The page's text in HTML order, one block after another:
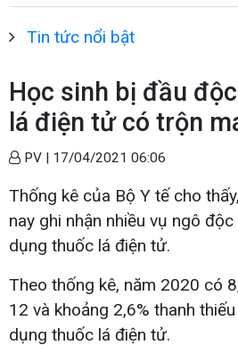
Tin tức nổi bật
Học sinh bị đầu
lá điện tử có trộn
PV | 17/04/2021 06:06
Thống kê của Bộ Y tế cho
nay ghi nhận nhiều vụ ngô
dụng thuốc lá điện tử.
Theo thống kê, năm 2020 có
12 và khoảng 2,6% thanh
dụng thuốc lá điện tử.